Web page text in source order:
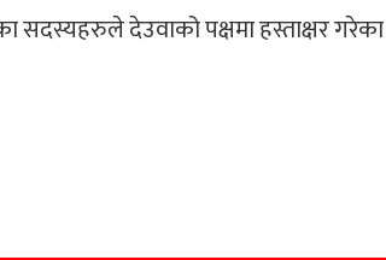
सदस्यहरुले देउवाको पक्षमा हस्ताक्षर